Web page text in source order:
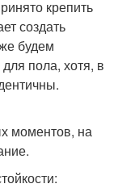
крепить
создать
будем
пола, хотя, в
моментов, на